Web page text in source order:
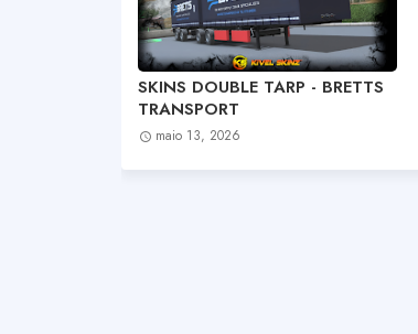
SKINS DOUBLE TARP - BRETTS
TRANSPORT
maio 13, 2026